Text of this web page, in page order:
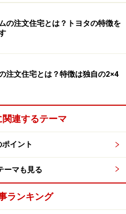
の注文住宅とは？トヨタの特徴を
注文住宅とは？特徴は独自の2×4
関連するテーマ
イント
ーマも見る
ランキング